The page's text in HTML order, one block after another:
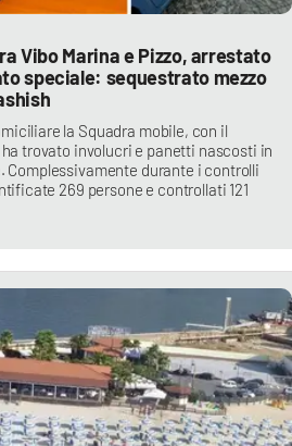
Vibo Marina e Pizzo, arrestato
speciale: sequestrato mezzo
la Squadra mobile, con il
trovato involucri e panetti nascosti in
Complessivamente durante i controlli
269 persone e controllati 121